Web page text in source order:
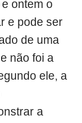
ontem o
e pode ser
de uma
não foi a
ele, a
a